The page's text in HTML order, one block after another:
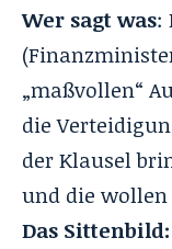
Wer sagt was:
„maßvollen“
die
der Klausel
und die
Das Sittenbild: